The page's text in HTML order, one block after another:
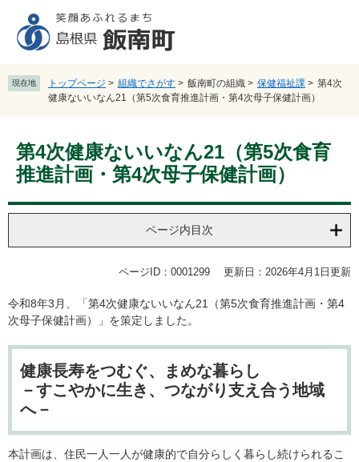
先
頭
を
飛
現在地 トップページ > 組織でさがす > 飯南町の組織 > 保健福祉課 > 第4次
健康ないいなん21（第5次食育推進計画・第4次母子保健計画）
文第4次健康ないいなん21（第5次食育
推進計画・第4次母子保健計画）
ページ内目次
ページID：0001299 更新日：2026年4月1日更新
令和8年3月、「第4次健康ないいなん21（第5次食育推進計画・第4
次母子保健計画）」を策定しました。
健康長寿をつむぐ、まめな暮らし
－すこやかに生き、つながり支え合う地域
へ－
本計画は、住民一人一人が健康的で自分らしく暮らし続けられるこ